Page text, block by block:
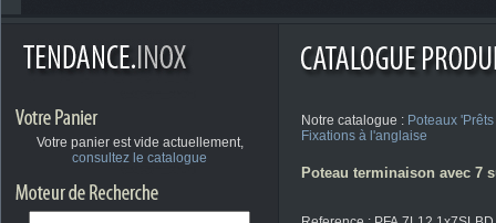
Votre panier est vide actuellement,
consultez le catalogue
Notre catalogue : Poteaux
Fixations à l'anglaise
Poteau terminaison avec 7